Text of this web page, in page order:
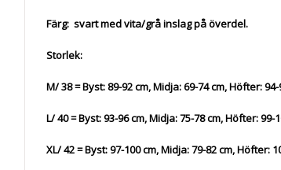
Färg: svart med vita/grå inslag på överdel.
Storlek:
M/ 38 =Byst: 89-92 cm,Midja: 69-74 cm,Höfter: 94-
L/ 40 =Byst: 93-96 cm,Midja: 75-78 cm,Höfter: 99-
XL/ 42 =Byst: 97-100 cm,Midja: 79-82 cm,Höfter: